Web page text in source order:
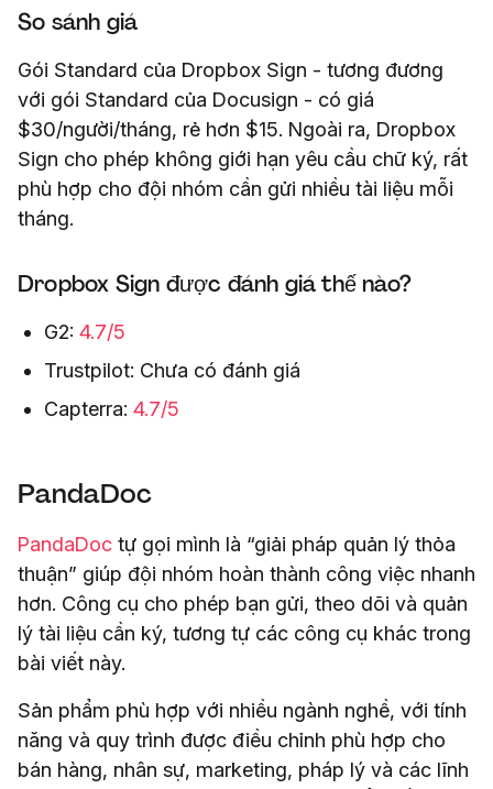
So sánh giá
Gói Standard của Dropbox Sign - tương đương
với gói Standard của Docusign - có giá
$30/người/tháng, rẻ hơn $15. Ngoài ra, Dropbox
Sign cho phép không giới hạn yêu cầu chữ ký, rất
phù hợp cho đội nhóm cần gửi nhiều tài liệu mỗi
tháng.
Dropbox Sign được đánh giá thế nào?
G2: 4.7/5
Trustpilot: Chưa có đánh giá
Capterra: 4.7/5
PandaDoc
PandaDoc tự gọi mình là “giải pháp quản lý thỏa
thuận” giúp đội nhóm hoàn thành công việc nhanh
hơn. Công cụ cho phép bạn gửi, theo dõi và quản
lý tài liệu cần ký, tương tự các công cụ khác trong
bài viết này.
Sản phẩm phù hợp với nhiều ngành nghề, với tính
năng và quy trình được điều chỉnh phù hợp cho
bán hàng, nhân sự, marketing, pháp lý và các lĩnh